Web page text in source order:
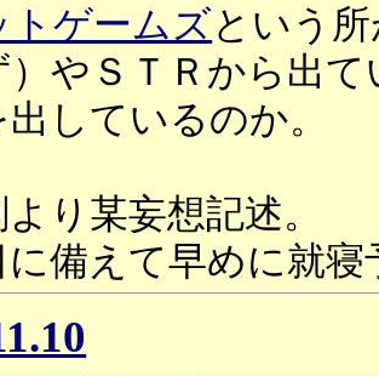
トゲームズという
）やＳＴＲから出
しているのか。
り某妄想記述。
備えて早めに就寝